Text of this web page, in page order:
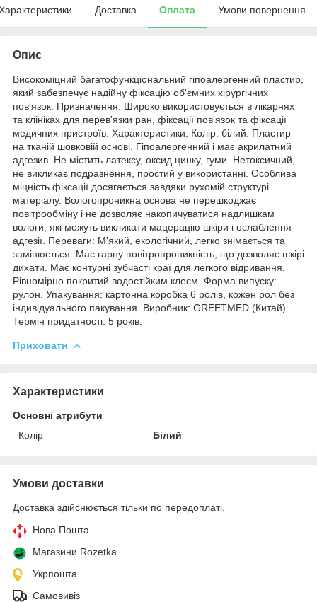
Доставка Оплата Умови повернення
Опис
Високоміцний багатофункціональний гіпоалергенний пластир,
який забезпечує надійну фіксацію об'ємних хірургічних
пов'язок. Призначення: Широко використовується в лікарнях
та клініках для перев'язки ран, фіксації пов'язок та фіксації
медичних пристроїв. Характеристики: Колір: білий. Пластир
на тканій шовковій основі. Гіпоалергенний і має акрилатний
адгезив. Не містить латексу, оксид цинку, гуми. Нетоксичний,
не викликає подразнення, простий у використанні. Особлива
міцність фіксації досягається завдяки рухомій структурі
матеріалу. Вологопроникна основа не перешкоджає
повітрообміну і не дозволяє накопичуватися надлишкам
вологи, які можуть викликати мацерацію шкіри і ослаблення
адгезії. Переваги: М'який, екологічний, легко знімається та
замінюється. Має гарну повітропроникність, що дозволяє шкірі
дихати. Має контурні зубчасті краї для легкого відривання.
Рівномірно покритий водостійким клеєм. Форма випуску:
рулон. Упакування: картонна коробка 6 ролів, кожен рол без
індивідуального пакування. Виробник: GREETMED (Китай)
Термін придатності: 5 років.
Приховати
Характеристики
Основні атрибути
Колір
Білий
Умови доставки
Доставка здійснюється тільки по передоплаті.
Нова Пошта
Магазини Rozetka
Укрпошта
Самовивіз